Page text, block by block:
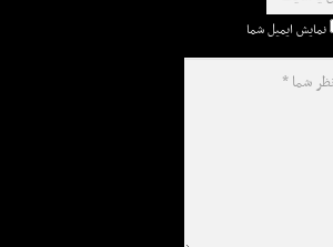
نمایش ایمیل شما